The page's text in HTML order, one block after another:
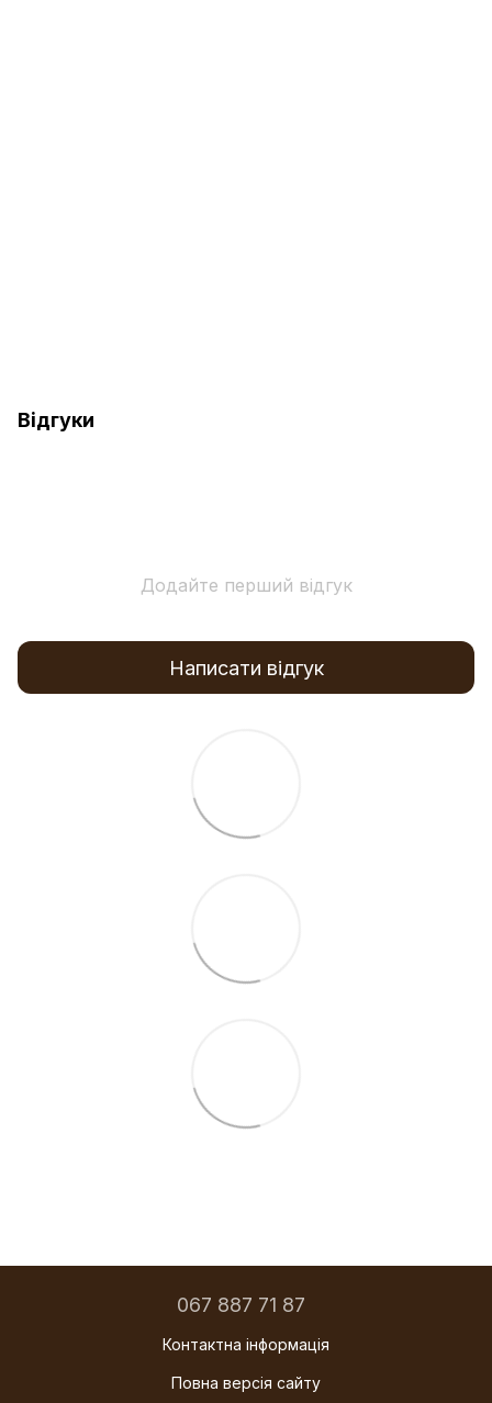
Відгуки
Додайте перший відгук
Написати відгук
067 887 71 87
Контактна інформація
Повна версія сайту